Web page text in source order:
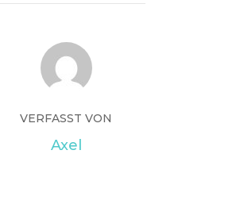
VERFASST VON
Axel